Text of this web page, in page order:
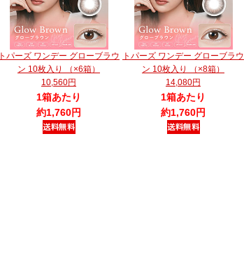
トパーズ ワンデー グローブラウ
ン 10枚入り （×6箱）
10,560円
1箱あたり
約1,760円
トパーズ ワンデー グローブラウ
ン 10枚入り （×8箱）
14,080円
1箱あたり
約1,760円